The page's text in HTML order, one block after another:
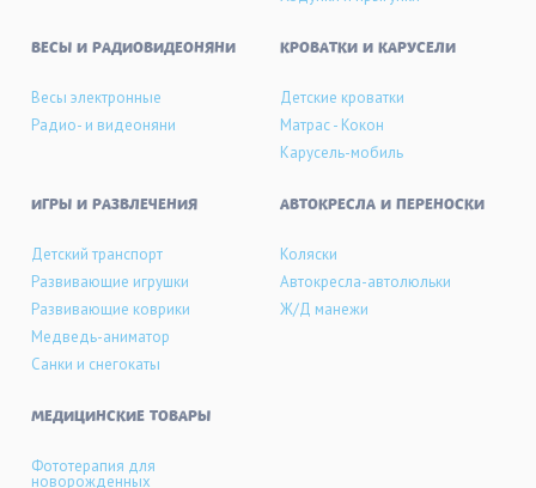
ВЕСЫ И РАДИОВИДЕОНЯНИ
Весы электронные
Радио- и видеоняни
КРОВАТКИ И КАРУСЕЛИ
Детские кроватки
Матрас - Кокон
Карусель-мобиль
ИГРЫ И РАЗВЛЕЧЕНИЯ
Детский транспорт
Развивающие игрушки
Развивающие коврики
Медведь-аниматор
Санки и снегокаты
АВТОКРЕСЛА И ПЕРЕНОСКИ
Коляски
Автокресла-автолюльки
Ж/Д манежи
МЕДИЦИНСКИЕ ТОВАРЫ
Фототерапия для
новорожденных